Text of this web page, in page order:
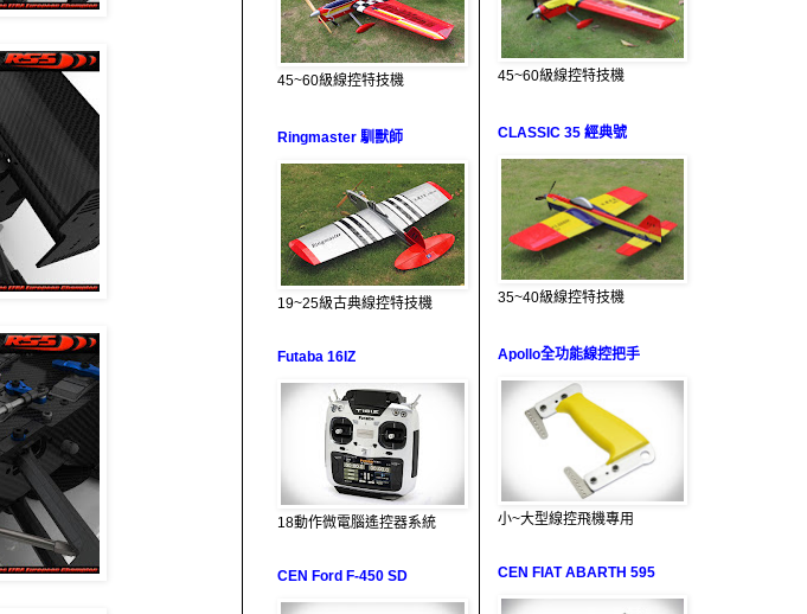
45~60級線控特技機
Ringmaster 馴獸師
19~25級古典線控特技機
Futaba 16IZ
18動作微電腦遙控器系統
CEN Ford F-450 SD
45~60級線控特技機
CLASSIC 35 經典號
35~40級線控特技機
Apollo全功能線控把手
小~大型線控飛機專用
CEN FIAT ABARTH 595